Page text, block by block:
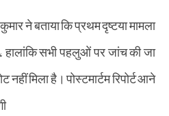
ने बताया कि प्रथम दृष्टया मामला
हालांकि सभी पहलुओं पर जांच की जा
मिला है। पोस्टमार्टम रिपोर्ट आने